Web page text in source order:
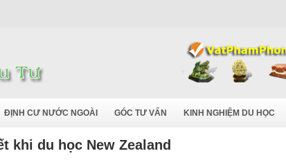
ĐỊNH CƯ NƯỚC NGOÀI GÓC TƯ VẤN KINH NGHIỆM DU HỌC
khi du học New Zealand